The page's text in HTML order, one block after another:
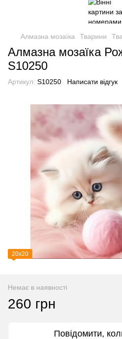
Алмазна мозаїка Тварини
Алмазна мозаїка
S10250
Артикул: S10250 Написати відгук
20х20
Немає в наявності
260 грн
Повідомити,